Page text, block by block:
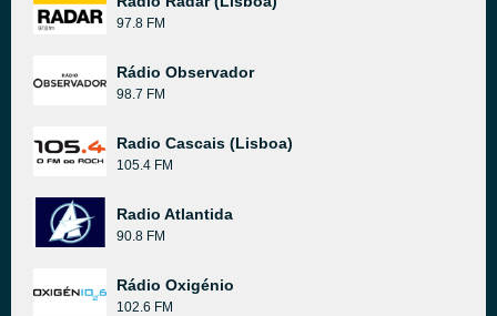
97.8 FM
Rádio Observador
98.7 FM
Radio Cascais (Lisboa)
105.4 FM
Radio Atlantida
90.8 FM
Rádio Oxigénio
102.6 FM